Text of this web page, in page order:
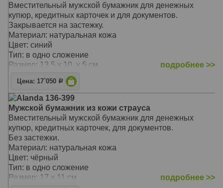
Вместительный мужской бумажник для денежных
купюр, кредитных карточек и для документов.
Закрывается на застежку.
Материал: натуральная кожа
Цвет: синий
Тип: в одно сложение
Размер: 13.5 x 10. x 5 см
подробнее >>
Цена: 17`050 Р
Alanda 136-399
Мужской бумажник из кожи страуса
Вместительный мужской бумажник для денежных
купюр, кредитных карточек, для документов.
Без застежки.
Материал: натуральная кожа
Цвет: чёрный
Тип: в одно сложение
Размер: 17 x 11 см
подробнее >>